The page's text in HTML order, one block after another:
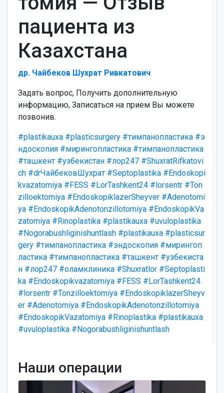
пациента из
Казахстана
др. Чайбеков Шухрат Ривкатович
Задать вопрос, Получить дополнительную
информацию, Записаться на прием Вы можете
позвонив.
#plastikauxa #plasticsurgery #тимпанопластика #э
ндоскопия #мирингопластика #тимпанопластика
#ташкент #узбекистан #лор247 #ShuxratRifkatovi
ch #drЧайбековШухрат #Septoplastika #Endoskopi
kvazatomiya #FESS #LorTashkent24 #lorsentr #Ton
zilloektomiya #EndoskopiklazerSheyver #Adenotomi
ya #EndoskopikAdenotonzillotomiya #EndoskopikVa
zatomiya #Rinoplastika #plastikauxa #uvuloplastika
#Nogorabushliginishuntlash #plastikauxa #plasticsur
gery #тимпанопластика #эндоскопия #мирингоп
ластика #тимпанопластика #ташкент #узбекиста
н #лор247 #оламклиника #Shuxratlor #Septoplasti
ka #Endoskopikvazatomiya #FESS #LorTashkent24
#lorsentr #Tonzilloektomiya #EndoskopiklazerSheyv
er #Adenotomiya #EndoskopikAdenotonzillotomiya
#EndoskopikVazatomiya #Rinoplastika #plastikauxa
#uvuloplastika #Nogorabushliginishuntlash
Наши операции